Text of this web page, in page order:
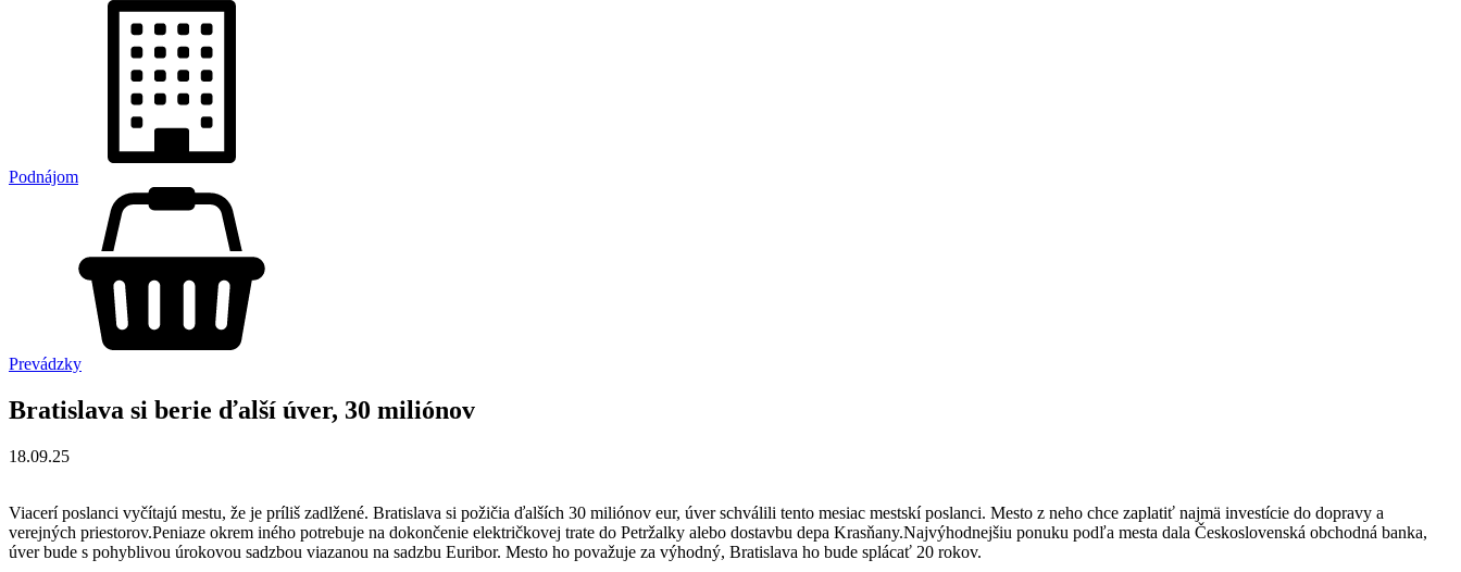
Podnájom
Prevádzky
Bratislava si berie ďalší úver, 30 miliónov
18.09.25
Viacerí poslanci vyčítajú mestu, že je príliš zadlžené. Bratislava si požičia ďalších 30 miliónov eur, úver schválili tento mesiac mestskí poslanci. Mesto z neho chce zaplatiť najmä investície do dopravy a
verejných priestorov.Peniaze okrem iného potrebuje na dokončenie električkovej trate do Petržalky alebo dostavbu depa Krasňany.Najvýhodnejšiu ponuku podľa mesta dala Československá obchodná banka,
úver bude s pohyblivou úrokovou sadzbou viazanou na sadzbu Euribor. Mesto ho považuje za výhodný, Bratislava ho bude splácať 20 rokov.